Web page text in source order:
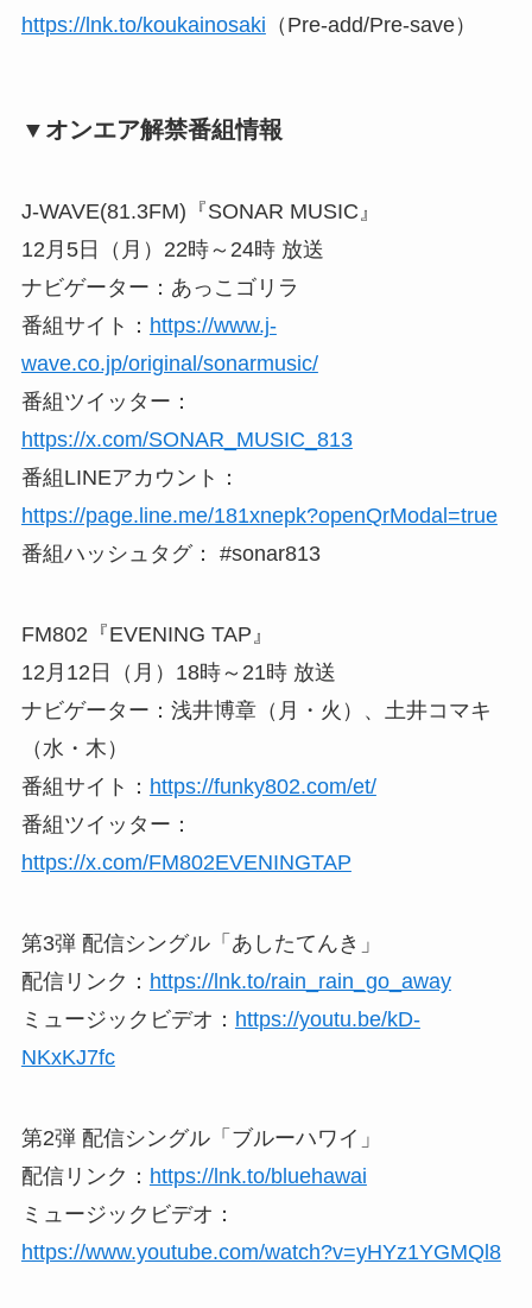
https://lnk.to/koukainosaki （Pre-add/Pre-save）
▼オンエア解禁番組情報
J-WAVE(81.3FM)『SONAR MUSIC』
12月5日（月）22時～24時 放送
ナビゲーター：あっこゴリラ
番組サイト： https://www.j-
wave.co.jp/original/sonarmusic/
番組ツイッター：
https://x.com/SONAR_MUSIC_813
番組LINEアカウント：
https://page.line.me/181xnepk?openQrModal=true
番組ハッシュタグ： #sonar813
FM802『EVENING TAP』
12月12日（月）18時～21時 放送
ナビゲーター：浅井博章（月・火）、土井コマキ
（水・木）
番組サイト： https://funky802.com/et/
番組ツイッター：
https://x.com/FM802EVENINGTAP
第3弾 配信シングル「あしたてんき」
配信リンク： https://lnk.to/rain_rain_go_away
ミュージックビデオ： https://youtu.be/kD-
NKxKJ7fc
第2弾 配信シングル「ブルーハワイ」
配信リンク： https://lnk.to/bluehawai
ミュージックビデオ：
https://www.youtube.com/watch?v=yHYz1YGMQl8